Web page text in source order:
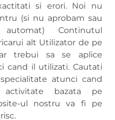
si erori. Noi nu
(si nu aprobam sau
Continutul
alt Utilizator de pe
trebui sa se aplice
cand il utilizati. Cautati
atunci cand
bazata pe
ul nostru va fi pe